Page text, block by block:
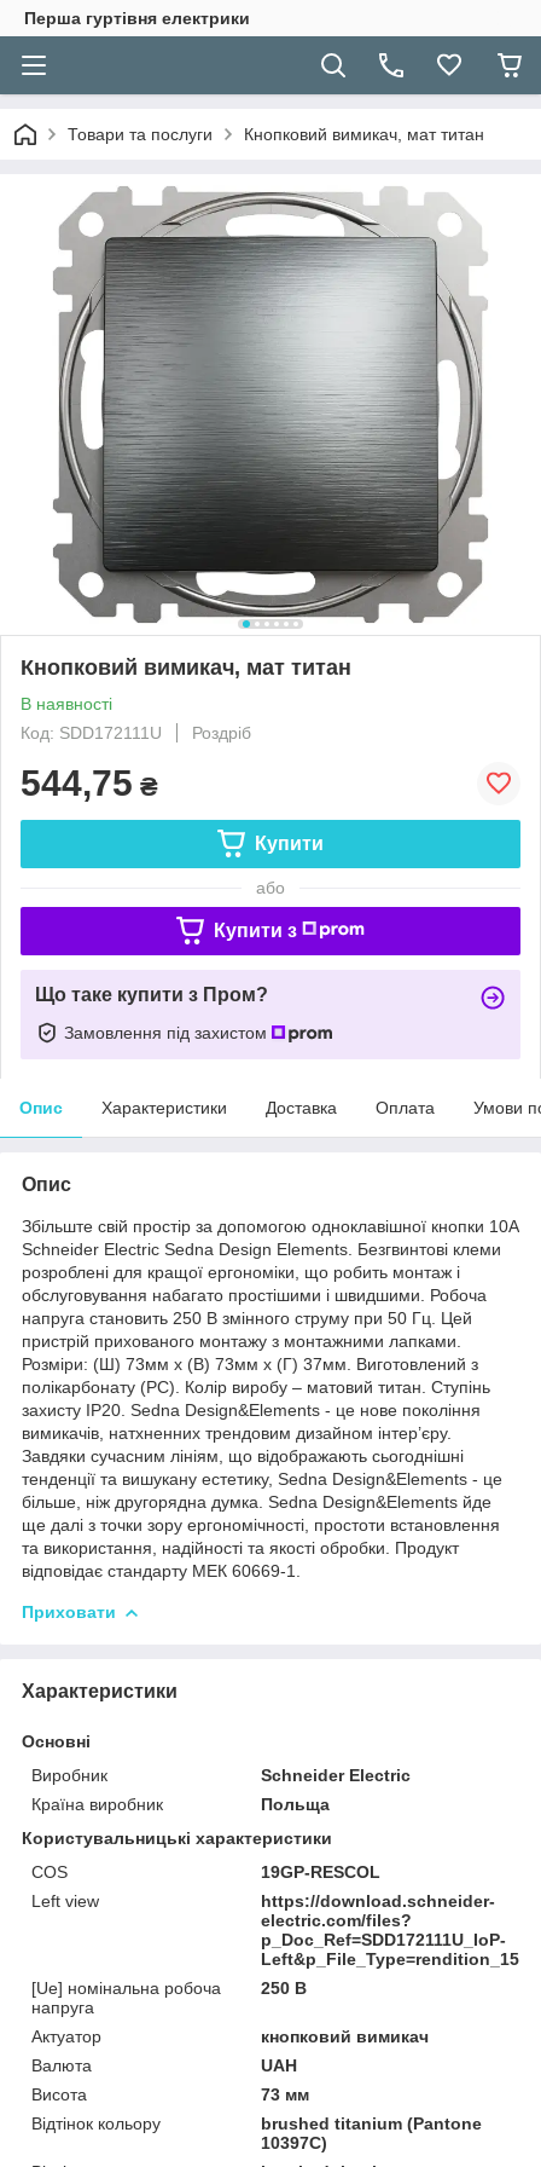
Перша гуртівня електрики
Товари та послуги Кнопковий вимикач, мат титан
Кнопковий вимикач, мат титан
В наявності
Код: SDD172111U
Роздріб
544,75 ₴
Купити
або
Купити з
Що таке купити з Пром?
Замовлення під захистом
Опис Характеристики Доставка Оплата Умови
Опис
Збільште свій простір за допомогою одноклавішної кнопки 10А
Schneider Electric Sedna Design Elements. Безгвинтові клеми
розроблені для кращої ергономіки, що робить монтаж і
обслуговування набагато простішими і швидшими. Робоча
напруга становить 250 В змінного струму при 50 Гц. Цей
пристрій прихованого монтажу з монтажними лапками.
Розміри: (Ш) 73мм х (В) 73мм х (Г) 37мм. Виготовлений з
полікарбонату (PC). Колір виробу – матовий титан. Ступінь
захисту IP20. Sedna Design&Elements - це нове покоління
вимикачів, натхненних трендовим дизайном інтер’єру.
Завдяки сучасним лініям, що відображають сьогоднішні
тенденції та вишукану естетику, Sedna Design&Elements - це
більше, ніж другорядна думка. Sedna Design&Elements йде
ще далі з точки зору ергономічності, простоти встановлення
та використання, надійності та якості обробки. Продукт
відповідає стандарту МЕК 60669-1.
Приховати
Характеристики
Основні
Виробник
Schneider Electric
Країна виробник
Польща
Користувальницькі характеристики
COS
19GP-RESCOL
Left view
https://download.schneider-
electric.com/files?
p_Doc_Ref=SDD172111U_IoP-
[Ue] номінальна робоча
напруга
250 В
Актуатор
кнопковий вимикач
Валюта
UAH
Висота
73 мм
Відтінок кольору
brushed titanium (Pantone
10397C)